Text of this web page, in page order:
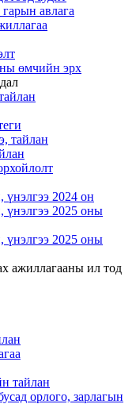
авлага
өмчийн эрх
тайлан
үнэлгээ 2024 он
үнэлгээ 2025 оны
үнэлгээ 2025 оны
ажиллагааны ил тод
тайлан
орлого, зарлагын